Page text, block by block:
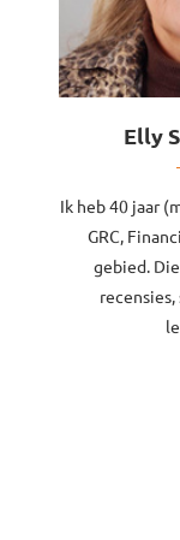
Elly
Ik heb 40 jaar
GRC,
gebied.